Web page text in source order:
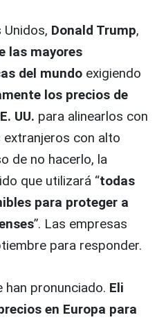
Donald Trump,
las mayores
del mundo exigiendo
los precios de
UU. para alinearlos con
extranjeros con alto
de no hacerlo, la
que utilizará “todas
para proteger a
”. Las empresas
para responder.
han pronunciado. Eli
en Europa para